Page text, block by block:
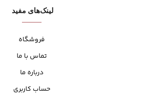
لینک‌های مفید
فروشگاه
تماس با ما
درباره ما
حساب کاربری